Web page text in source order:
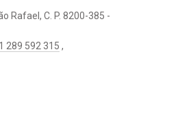
Rafael, C. P. 8200-385 -
289 592 315 ,